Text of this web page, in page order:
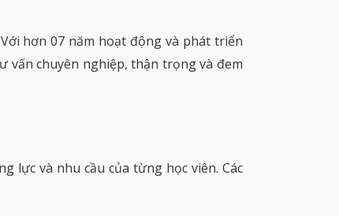
hơn 07 năm hoạt động và phát triển
vấn chuyên nghiệp, thận trọng và đem
lực và nhu cầu của từng học viên. Các